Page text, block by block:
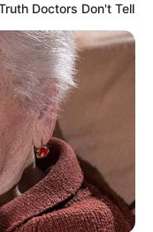
Doctors Don't Tell